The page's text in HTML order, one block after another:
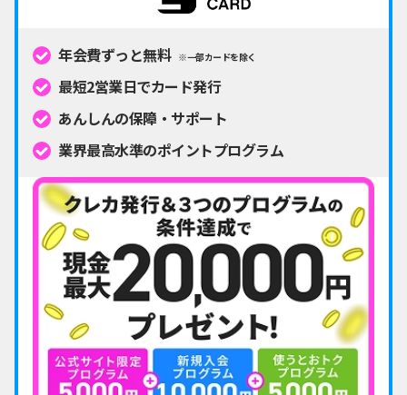
年会費ずっと無料 ※一部カードを除く
最短2営業日でカード発行
あんしんの保障・サポート
業界最高水準のポイントプログラム